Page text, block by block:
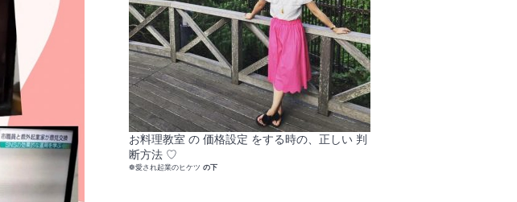
お料理教室 の 価格設定 をする時の、正しい 判
断方法 ♡
❁愛され起業のヒケツ の下